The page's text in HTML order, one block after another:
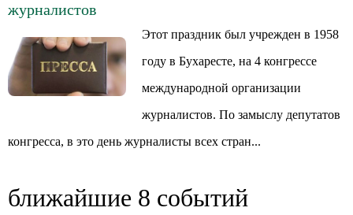
журналистов
Этот праздник был учрежден в 1958
году в Бухаресте, на 4 конгрессе
международной организации
журналистов. По замыслу депутатов
конгресса, в это день журналисты всех стран...
ближайшие 8 событий